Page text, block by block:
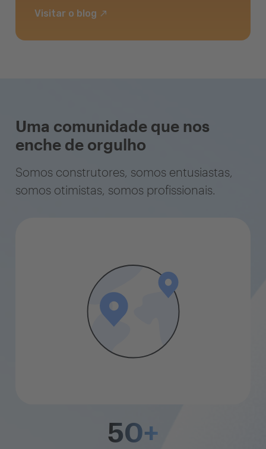
Visitar o blog
Uma comunidade que nos
enche de orgulho
Somos construtores, somos entusiastas,
somos otimistas, somos profissionais.
50+